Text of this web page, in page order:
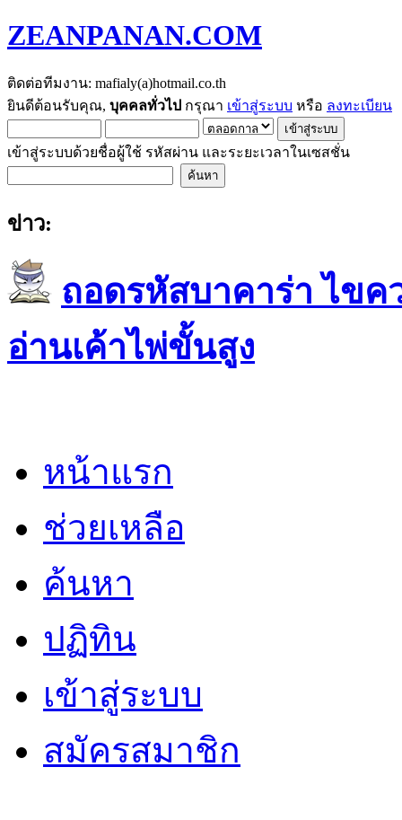
ZEANPANAN.COM
ติดต่อทีมงาน: mafialy(a)hotmail.co.th
ยินดีต้อนรับคุณ, บุคคลทั่วไป กรุณา เข้าสู่ระบบ หรือ ลงทะเบียน
เข้าสู่ระบบด้วยชื่อผู้ใช้ รหัสผ่าน และระยะเวลาในเซสชั่น
ข่าว:
ถอดรหัสบาคาร่า ไขค
อ่านเค้าไพ่ขั้นสูง
หน้าแรก
ช่วยเหลือ
ค้นหา
ปฏิทิน
เข้าสู่ระบบ
สมัครสมาชิก